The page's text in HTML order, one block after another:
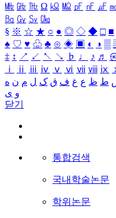
㎒ ㎓ ㎔ Ω ㏀ ㏁ ㎊ ㎋ ㎌
㏃ ㏉ ㏜ ㏆
§ ※ ☆ ★ ○ ● ◎ ◇ ◆ □ ■
♠ ♡ ♥ ♧ ♣ ⊙ ◈ ▣ ◐ ◑ ▒
‡ ↕ ↗ ↙ ↖ ↘ ♭ ♩ ♪ ♬
ⅰ
ⅱ ⅲ ⅳ ⅴ ⅵ ⅶ ⅷ ⅸ
ط ظ ع غ ف ق ک ل م ن ه
و ی
닫기
통합검색
국내학술논문
학위논문